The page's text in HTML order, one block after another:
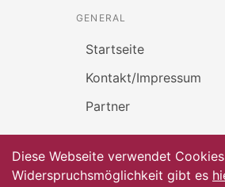
GENERAL
Startseite
Kontakt/Impressum
Partner
Diese Webseite verwendet
Widerspruchsmöglichkeit gibt es